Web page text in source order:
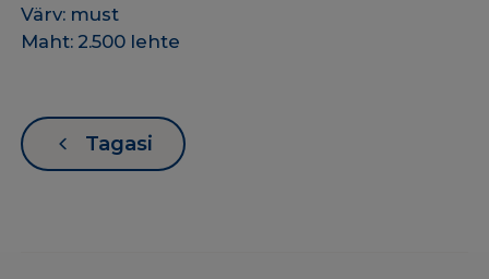
Värv: must
Maht: 2.500 lehte
Tagasi